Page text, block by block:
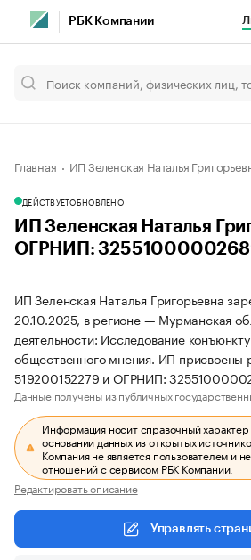
РБК Компании
Главная ИП Зеленская Наталья
ДЕЙСТВУЕТОБНОВЛЕНО
ИП Зеленская Наталья
ОГРНИП:
ИП Зеленская Наталья Григорьевна
20.10.2025, в регионе — Мурманская
деятельности: Исследование
общественного мнения. ИП присвоены
519200152279 и ОГРНИП:
Данные получены из публичных
Информация носит справочный
основании данных из открытых
Компания не является пользователем и
отношений с сервисом РБК Компании.
Редактировать описание
Управлять